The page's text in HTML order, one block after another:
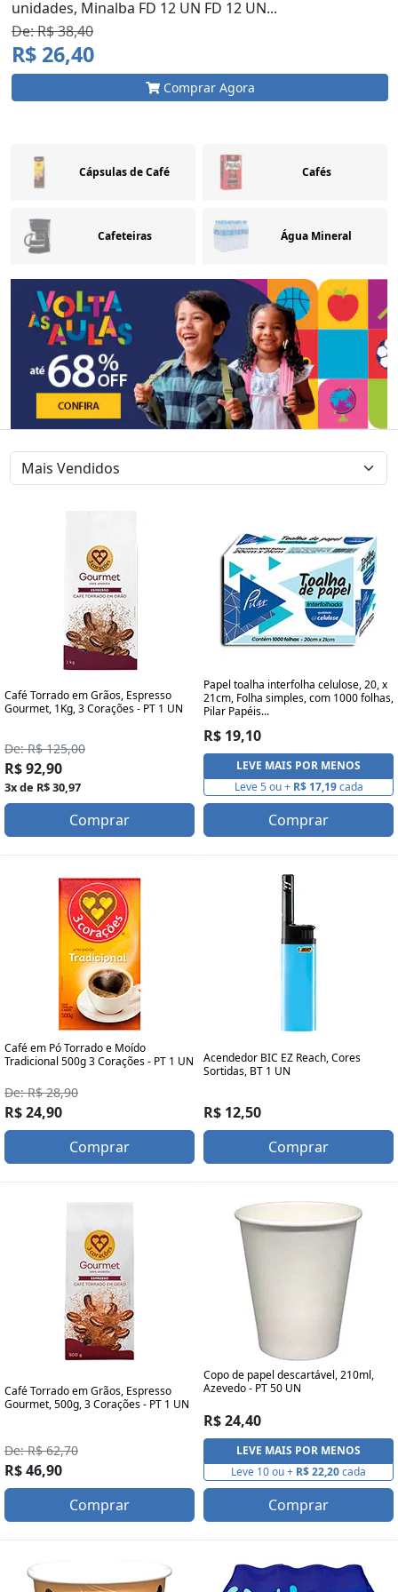
unidades, Minalba FD 12 UN FD 12 UN...
De: R$ 38,40
R$ 26,40
Comprar Agora
Cápsulas de Café Cafés
Cafeteiras Água Mineral
Café Torrado em Grãos, Espresso
Gourmet, 1Kg, 3 Corações - PT 1 UN
De: R$ 125,00
R$ 92,90
3x de R$ 30,97
Comprar
Papel toalha interfolha celulose, 20, x
21cm, Folha simples, com 1000 folhas,
Pilar Papéis...
R$ 19,10
LEVE MAIS POR MENOS
Leve 5 ou + R$ 17,19cada
Comprar
Café em Pó Torrado e Moído
Tradicional 500g 3 Corações - PT 1 UN
De: R$ 28,90
R$ 24,90
Comprar
Acendedor BIC EZ Reach, Cores
Sortidas, BT 1 UN
R$ 12,50
Comprar
Café Torrado em Grãos, Espresso
Gourmet, 500g, 3 Corações - PT 1 UN
De: R$ 62,70
R$ 46,90
Comprar
Copo de papel descartável, 210ml,
Azevedo - PT 50 UN
R$ 24,40
LEVE MAIS POR MENOS
Leve 10 ou + R$ 22,20cada
Comprar